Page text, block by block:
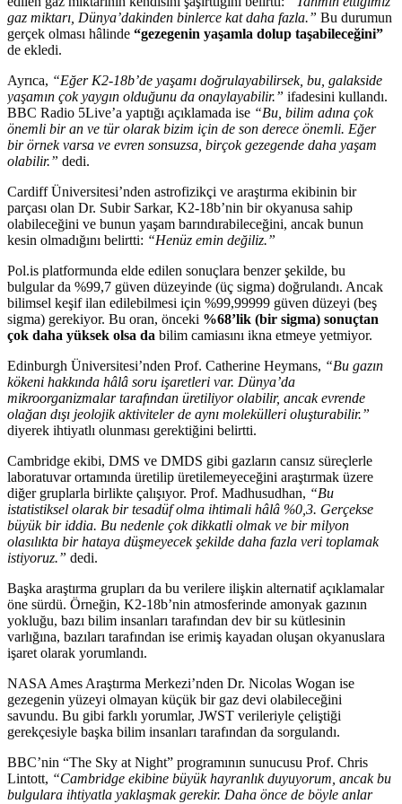
gaz miktarı, Dünya’dakinden binlerce kat daha fazla.” Bu durumun
gerçek olması hâlinde “gezegenin yaşamla dolup taşabileceğini”
de ekledi.
Ayrıca, “Eğer K2-18b’de yaşamı doğrulayabilirsek, bu, galakside
yaşamın çok yaygın olduğunu da onaylayabilir.” ifadesini kullandı.
BBC Radio 5Live’a yaptığı açıklamada ise “Bu, bilim adına çok
önemli bir an ve tür olarak bizim için de son derece önemli. Eğer
bir örnek varsa ve evren sonsuzsa, birçok gezegende daha yaşam
olabilir.” dedi.
Cardiff Üniversitesi’nden astrofizikçi ve araştırma ekibinin bir
parçası olan Dr. Subir Sarkar, K2-18b’nin bir okyanusa sahip
olabileceğini ve bunun yaşam barındırabileceğini, ancak bunun
kesin olmadığını belirtti: “Henüz emin değiliz.”
Pol.is platformunda elde edilen sonuçlara benzer şekilde, bu
bulgular da %99,7 güven düzeyinde (üç sigma) doğrulandı. Ancak
bilimsel keşif ilan edilebilmesi için %99,99999 güven düzeyi (beş
sigma) gerekiyor. Bu oran, önceki %68’lik (bir sigma) sonuçtan
çok daha yüksek olsa da bilim camiasını ikna etmeye yetmiyor.
Edinburgh Üniversitesi’nden Prof. Catherine Heymans, “Bu gazın
kökeni hakkında hâlâ soru işaretleri var. Dünya’da
mikroorganizmalar tarafından üretiliyor olabilir, ancak evrende
olağan dışı jeolojik aktiviteler de aynı molekülleri oluşturabilir.”
diyerek ihtiyatlı olunması gerektiğini belirtti.
Cambridge ekibi, DMS ve DMDS gibi gazların cansız süreçlerle
laboratuvar ortamında üretilip üretilemeyeceğini araştırmak üzere
diğer gruplarla birlikte çalışıyor. Prof. Madhusudhan, “Bu
istatistiksel olarak bir tesadüf olma ihtimali hâlâ %0,3. Gerçekse
büyük bir iddia. Bu nedenle çok dikkatli olmak ve bir milyon
olasılıkta bir hataya düşmeyecek şekilde daha fazla veri toplamak
istiyoruz.” dedi.
Başka araştırma grupları da bu verilere ilişkin alternatif açıklamalar
öne sürdü. Örneğin, K2-18b’nin atmosferinde amonyak gazının
yokluğu, bazı bilim insanları tarafından dev bir su kütlesinin
varlığına, bazıları tarafından ise erimiş kayadan oluşan okyanuslara
işaret olarak yorumlandı.
NASA Ames Araştırma Merkezi’nden Dr. Nicolas Wogan ise
gezegenin yüzeyi olmayan küçük bir gaz devi olabileceğini
savundu. Bu gibi farklı yorumlar, JWST verileriyle çeliştiği
gerekçesiyle başka bilim insanları tarafından da sorgulandı.
BBC’nin “The Sky at Night” programının sunucusu Prof. Chris
Lintott, “Cambridge ekibine büyük hayranlık duyuyorum, ancak bu
bulgulara ihtiyatla yaklaşmak gerekir. Daha önce de böyle anlar